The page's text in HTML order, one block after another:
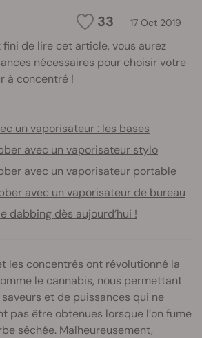
33 17 Oct 2019
fini de lire cet article, vous aurez
nécessaires pour choisir votre
à concentré !
un vaporisateur : les bases
avec un vaporisateur stylo
avec un vaporisateur portable
avec un vaporisateur de bureau
dabbing dès aujourd’hui !
les concentrés ont révolutionné la
le cannabis, nous permettant
et de puissances qui ne
pas être obtenues lorsque l’on fume
séchée. Malheureusement,